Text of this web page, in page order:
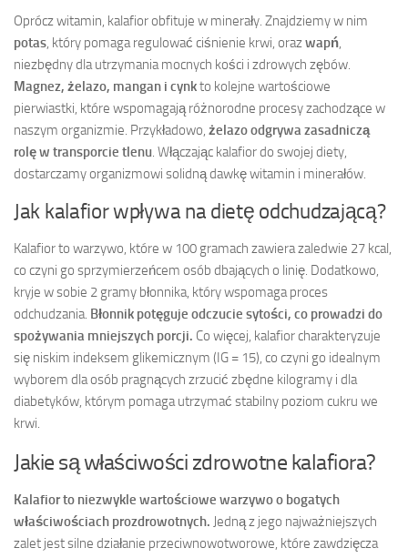
Oprócz witamin, kalafior obfituje w minerały. Znajdziemy w nim
potas, który pomaga regulować ciśnienie krwi, orazwapń,
niezbędny dla utrzymania mocnych kości i zdrowych zębów.
Magnez, żelazo, mangan i cynkto kolejne wartościowe
pierwiastki, które wspomagają różnorodne procesy zachodzące w
naszym organizmie. Przykładowo, żelazo odgrywa zasadniczą
rolę w transporcie tlenu. Włączając kalafior do swojej diety,
dostarczamy organizmowi solidną dawkę witamin i minerałów.
Jak kalafior wpływa na dietę odchudzającą?
Kalafior to warzywo, które w 100 gramach zawiera zaledwie 27 kcal,
co czyni go sprzymierzeńcem osób dbających o linię. Dodatkowo,
kryje w sobie 2 gramy błonnika, który wspomaga proces
odchudzania. Błonnik potęguje odczucie sytości, co prowadzi do
spożywania mniejszych porcji. Co więcej, kalafior charakteryzuje
się niskim indeksem glikemicznym (IG = 15), co czyni go idealnym
wyborem dla osób pragnących zrzucić zbędne kilogramy i dla
diabetyków, którym pomaga utrzymać stabilny poziom cukru we
krwi.
Jakie są właściwości zdrowotne kalafiora?
Kalafior to niezwykle wartościowe warzywo o bogatych
właściwościach prozdrowotnych. Jedną z jego najważniejszych
zalet jest silne działanie przeciwnowotworowe, które zawdzięcza